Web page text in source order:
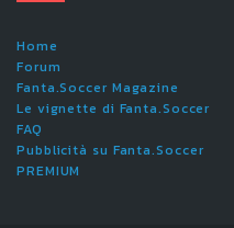
Home
Forum
Fanta.Soccer Magazine
Le vignette di Fanta.Soccer
FAQ
Pubblicità su Fanta.Soccer
PREMIUM